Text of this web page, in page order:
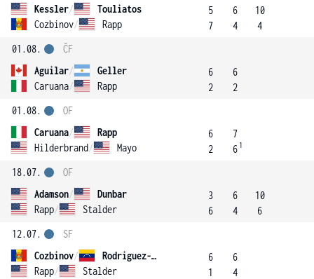
Kessler/
Touliatos
Cozbinov/ Rapp
5
7
6
4
10
4
01.08.
Aguilar/
Geller
Caruana/ Rapp
ČF
6
2
6
2
01.08.
Caruana/
Rapp
Hilderbrand/ Mayo
OF
6
2
7
6 1
18.07.
Adamson/
Dunbar
Rapp/ Stalder
OF
3
6
6
4
10
6
12.07.
Cozbinov/
Rodriguez-Pace
Rapp/ Stalder
SF
6
1
6
4